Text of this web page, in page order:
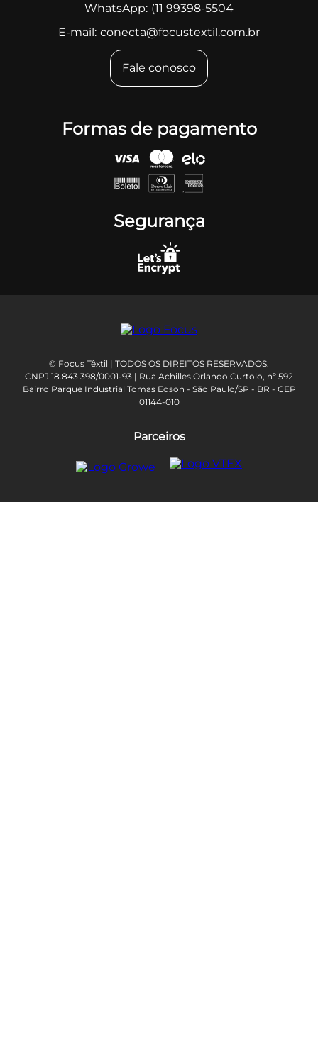
WhatsApp: (11 99398-5504
E-mail: conecta@focustextil.com.br
Fale conosco
Formas de pagamento
Segurança
© Focus Têxtil | TODOS OS DIREITOS RESERVADOS.
CNPJ 18.843.398/0001-93 | Rua Achilles Orlando Curtolo, nº 592
Bairro Parque Industrial Tomas Edson - São Paulo/SP - BR - CEP
01144-010
Parceiros